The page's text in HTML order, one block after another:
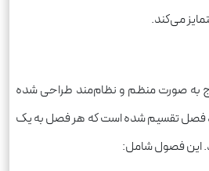
می‌کند.
به صورت منظم و نظام‌مند طراحی شده
فصل تقسیم شده است که هر فصل به یک
این فصول شامل: